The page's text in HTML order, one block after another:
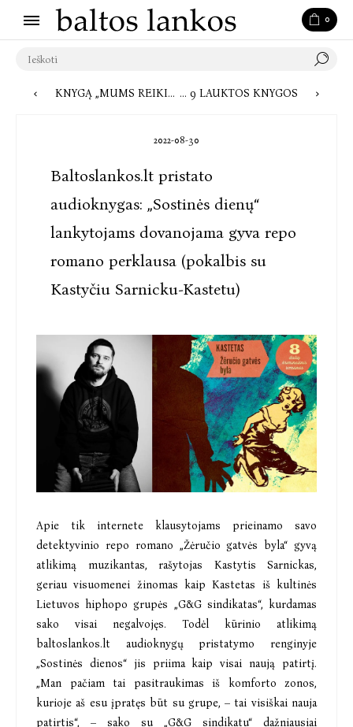
0
KNYGĄ „MUMS REIKIA VADO?“ ĮGARSINĘS MAŽVYDAS JASTRAMSKIS: GAVAU GERĄ PAMOKĄ RUDENS NAUJIENOS: NET 9 LAUKTOS KNYGOS
2022-08-30
Baltoslankos.lt pristato
audioknygas: „Sostinės dienų“
lankytojams dovanojama gyva repo
romano perklausa (pokalbis su
Kastyčiu Sarnicku-Kastetu)
Apie tik internete klausytojams prieinamo savo
detektyvinio repo romano „Žėručio gatvės byla“ gyvą
atlikimą muzikantas, rašytojas Kastytis Sarnickas,
geriau visuomenei žinomas kaip Kastetas iš kultinės
Lietuvos hiphopo grupės „G&G sindikatas“, kurdamas
sako visai negalvojęs. Todėl kūrinio atlikimą
baltoslankos.lt audioknygų pristatymo renginyje
„Sostinės dienos“ jis priima kaip visai naują patirtį.
„Man pačiam tai pasitraukimas iš komforto zonos,
kurioje aš esu įpratęs būt su grupe, – tai visiškai nauja
patirtis“, – sako su „G&G sindikatu“ dažniausiai